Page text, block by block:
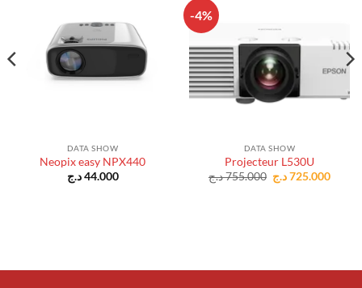
DATA SHOW
Neopix easy NPX440
44.000 د.ج
-4%
DATA SHOW
Projecteur L530U
755.000د.ج
Le
prix
725.000د.ج
Le